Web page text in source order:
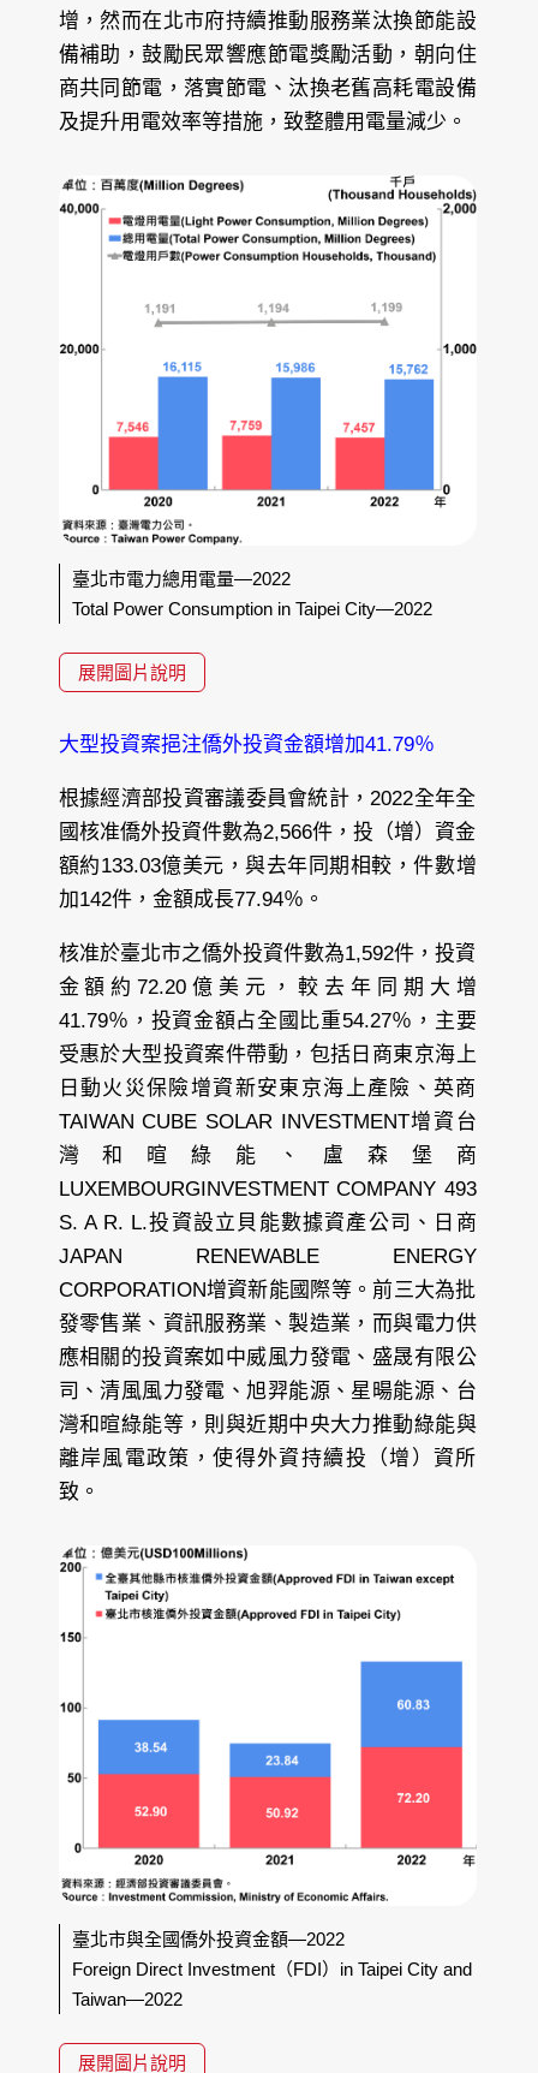
增，然而在北市府持續推動服務業汰換節能設
備補助，鼓勵民眾響應節電獎勵活動，朝向住
商共同節電，落實節電、汰換老舊高耗電設備
及提升用電效率等措施，致整體用電量減少。
臺北市電力總用電量—2022
Total Power Consumption in Taipei City—2022
展開圖片說明
大型投資案挹注僑外投資金額增加41.79％
根據經濟部投資審議委員會統計，2022全年全
國核准僑外投資件數為2,566件，投（增）資金
額約133.03億美元，與去年同期相較，件數增
加142件，金額成長77.94％。
核准於臺北市之僑外投資件數為1,592件，投資
金額約72.20億美元，較去年同期大增
41.79％，投資金額占全國比重54.27％，主要
受惠於大型投資案件帶動，包括日商東京海上
日動火災保險增資新安東京海上產險、英商
TAIWAN CUBE SOLAR INVESTMENT增資台
灣和暄綠能、盧森堡商
LUXEMBOURGINVESTMENT COMPANY 493
S. A R. L.投資設立貝能數據資產公司、日商
JAPAN RENEWABLE ENERGY
CORPORATION增資新能國際等。前三大為批
發零售業、資訊服務業、製造業，而與電力供
應相關的投資案如中威風力發電、盛晟有限公
司、清風風力發電、旭羿能源、星暘能源、台
灣和暄綠能等，則與近期中央大力推動綠能與
離岸風電政策，使得外資持續投（增）資所
致。
臺北市與全國僑外投資金額—2022
Foreign Direct Investment（FDI）in Taipei City and
Taiwan—2022
展開圖片說明